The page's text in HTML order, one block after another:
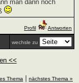
man dann noch
Profil Antworten
wechsle zu
<<
Thema nächstes Thema »